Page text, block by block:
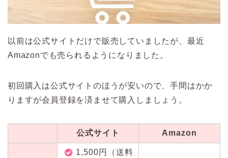
以前は公式サイトだけで販売していましたが、最近
Amazonでも売られるようになりました。
初回購入は公式サイトのほうが安いので、手間はかか
りますが会員登録を済ませて購入しましょう。
公式サイト Amazon
1,500円（送料